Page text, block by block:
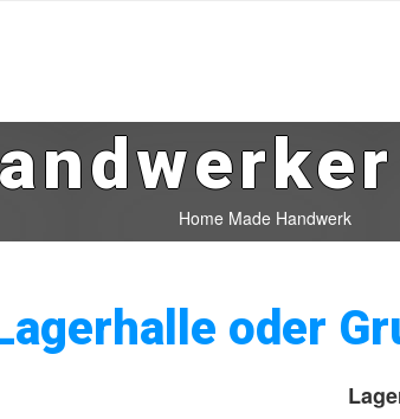
Home Made Handwerk
oder